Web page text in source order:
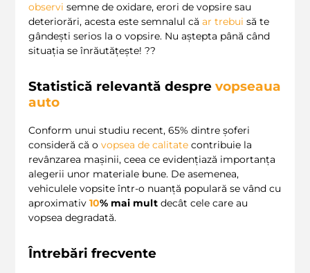
observi semne de oxidare, erori de vopsire sau
deteriorări, acesta este semnalul că ar trebui să te
gândești serios la o vopsire. Nu aștepta până când
situația se înrăutățește! ??
Statistică relevantă despre vopseaua
auto
Conform unui studiu recent, 65% dintre șoferi
consideră că o vopsea de calitate contribuie la
revânzarea mașinii, ceea ce evidențiază importanța
alegerii unor materiale bune. De asemenea,
vehiculele vopsite într-o nuanță populară se vând cu
aproximativ 10% mai mult decât cele care au
vopsea degradată.
Întrebări frecvente